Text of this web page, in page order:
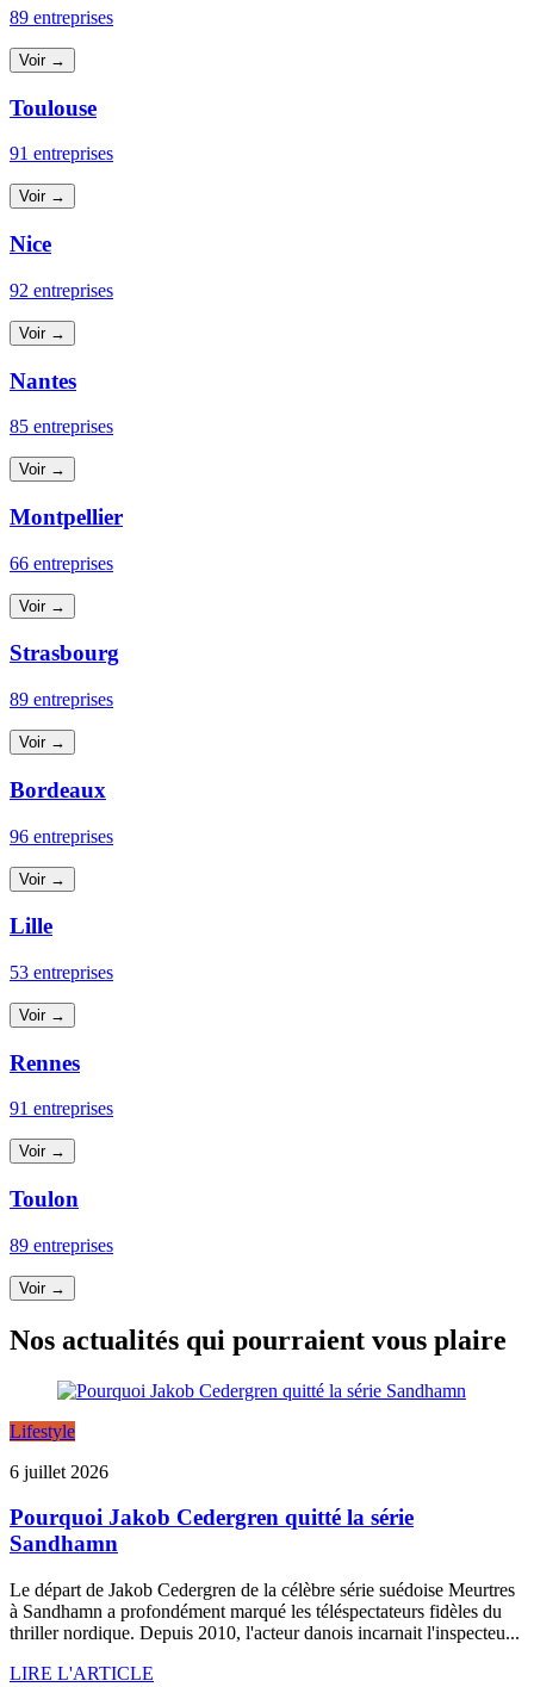
89 entreprises
Voir →
Toulouse
91 entreprises
Voir →
Nice
92 entreprises
Voir →
Nantes
85 entreprises
Voir →
Montpellier
66 entreprises
Voir →
Strasbourg
89 entreprises
Voir →
Bordeaux
96 entreprises
Voir →
Lille
53 entreprises
Voir →
Rennes
91 entreprises
Voir →
Toulon
89 entreprises
Voir →
Nos actualités qui pourraient vous plaire
Lifestyle
6 juillet 2026
Pourquoi Jakob Cedergren quitté la série
Sandhamn
Le départ de Jakob Cedergren de la célèbre série suédoise Meurtres
à Sandhamn a profondément marqué les téléspectateurs fidèles du
thriller nordique. Depuis 2010, l'acteur danois incarnait l'inspecteu...
LIRE L'ARTICLE